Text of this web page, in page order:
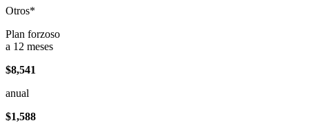
Otros*
Plan forzoso
a 12 meses
$8,541
anual
$1,588